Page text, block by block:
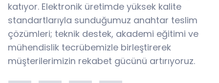
katıyor. Elektronik üretimde yüksek kalite
standartlarıyla sunduğumuz anahtar teslim
çözümleri; teknik destek, akademi eğitimi ve
mühendislik tecrübemizle birleştirerek
müşterilerimizin rekabet gücünü artırıyoruz.